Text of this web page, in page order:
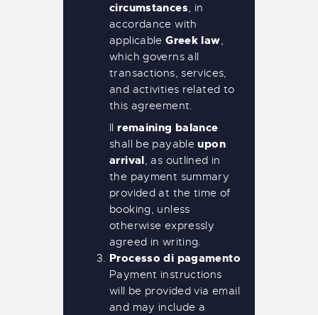
circumstances, in
accordance with
applicableGreek law,
which governs all
transactions, services,
and activities related to
this agreement.
Il remaining balance
shall be payableupon
arrival , as outlined in
the payment summary
provided at the time of
booking, unless
otherwise expressly
agreed in writing.
Processo di pagamento
Payment instructions
will be provided via email
and may include a